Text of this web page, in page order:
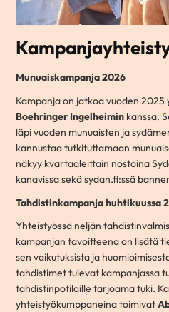
Munuaiskampanja 2026
Kampanja on jatkoa vuoden
Boehringer Ingelheimin kanssa.
läpi vuoden munuaisten ja
kannustaa tutkituttamaan
näkyy kvartaaleittain nostoina
kanavissa sekä sydan.fi:ssä
Tahdistinkampanja huhtikuussa
Yhteistyössä neljän
kampanjan tavoitteena on lisätä
sen vaikutuksista ja
tahdistimet tulevat kampanjassa
tahdistinpotilaille tarjoama tuki.
yhteistyökumppaneina toimivat